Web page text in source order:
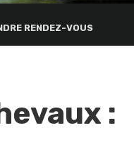
RENDEZ-VOUS
: